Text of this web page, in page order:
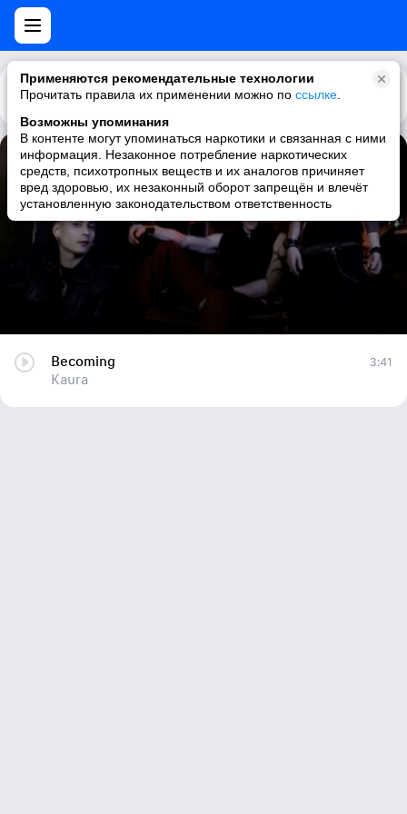
Применяются рекомендательные технологии
Прочитать правила их применении можно по ссылке
Возможны упоминания
В контенте могут упоминаться наркотики и связанная с ними
информация. Незаконное потребление наркотических
средств, психотропных веществ и их аналогов причиняет
вред здоровью, их незаконный оборот запрещён и влечёт
установленную законодательством ответственность
Каталог Рекомендации
Becoming
Kaura
Becoming
Kaura
3:41